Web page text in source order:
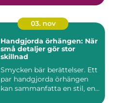
03. nov
Handgjorda örhängen: När
små detaljer gör stor
skillnad
Smycken bär berättelser. Ett
par handgjorda örhängen
kan sammanfatta en stil, en...